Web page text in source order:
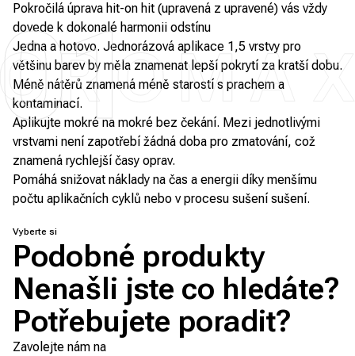
Pokročilá úprava hit-on hit (upravená z upravené) vás vždy
dovede k dokonalé harmonii odstínu
Jedna a hotovo. Jednorázová aplikace 1,5 vrstvy pro
většinu barev by měla znamenat lepší pokrytí za kratší dobu.
Méně nátěrů znamená méně starostí s prachem a
kontaminací.
Aplikujte mokré na mokré bez čekání. Mezi jednotlivými
vrstvami není zapotřebí žádná doba pro zmatování, což
znamená rychlejší časy oprav.
Pomáhá snižovat náklady na čas a energii díky menšímu
počtu aplikačních cyklů nebo v procesu sušení sušení.
01
Vyberte si
Podobné produkty
Nenašli jste co hledáte?
Potřebujete poradit?
Zavolejte nám na